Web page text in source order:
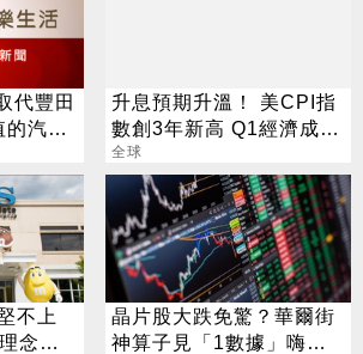
代豐田
的汽車
升息預期升溫！ 美CPI指
數創3年新高 Q1經濟成長
率上修至2.1%
全球
不上
念曝
晶片股大跌免驚？華爾街
神算子見「1數據」嗨